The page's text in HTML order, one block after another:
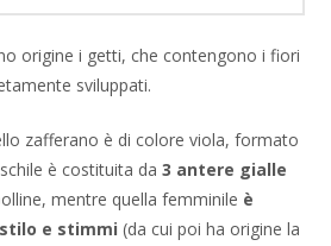
origine i getti, che contengono i fiori
sviluppati.
zafferano è di colore viola, formato
è costituita da3 antere gialle
mentre quella femminile è
e stimmi (da cui poi ha origine la